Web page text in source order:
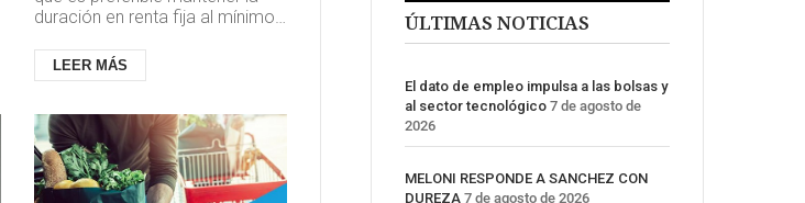
de aumentar la
duración
duración en renta fija al mínimo
más duración a medida qu...
LEER MÁS
ÚLTIMAS NOTICIAS
El dato de empleo impulsa a las bolsas y
al sector tecnológico 7 de agosto de
2026
MELONI RESPONDE A SANCHEZ CON
DUREZA 7 de agosto de 2026